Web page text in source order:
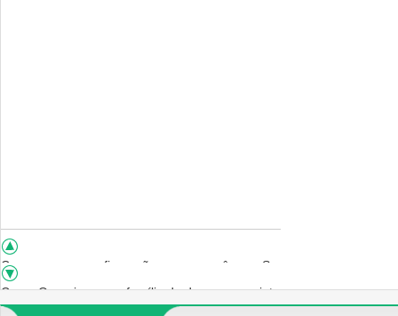
Como usar as configurações em uma câmera Sony Cybershot
Como Organizar uma família de dez para um interior Retrato Grupo